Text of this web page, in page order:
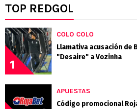
TOP REDGOL
1
COLO COLO
Llamativa acusación de
"Desaire" a Vozinha
APUESTAS
Código promocional